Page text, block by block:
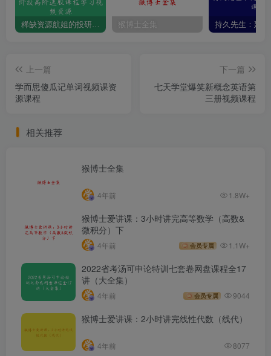
稀缺资源航姐的投研圈-价投高阶选股课程学习视频资源 猴博士全集
上一篇
学而思傻瓜记单词视频课资
源课程
下一篇
七天学堂爆笑新概念英语第
三册视频课程
相关推荐
猴博士全集
4年前 1.8W+
猴博士爱讲课：3小时讲完高等数学（高数&
微积分）下
4年前 会员专属 1.1W+
2022省考汤可申论特训七套卷网盘课程全17
讲（大全集）
4年前 会员专属 9044
猴博士爱讲课：2小时讲完线性代数（线代）
4年前 8077